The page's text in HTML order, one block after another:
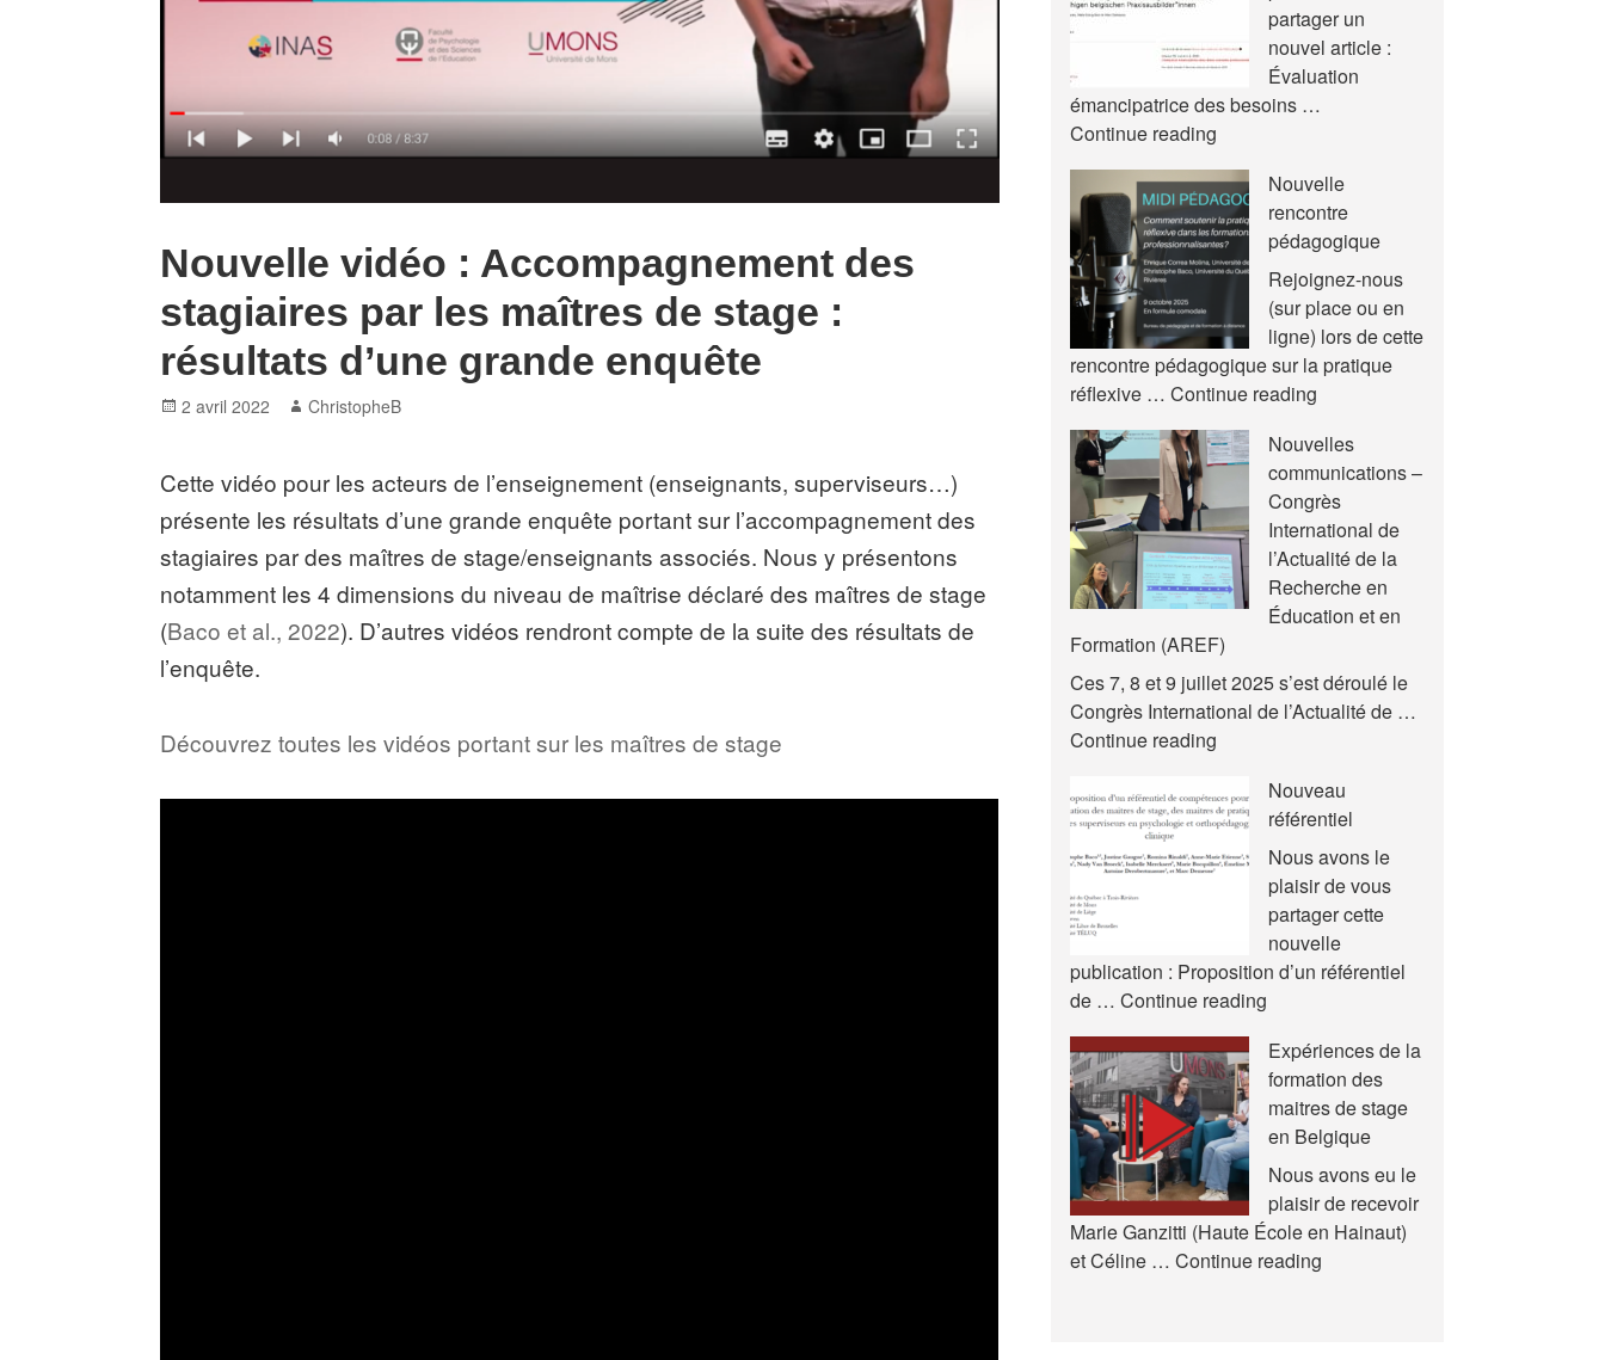
Nouvelle vidéo : Accompagnement des
stagiaires par les maîtres de stage :
résultats d’une grande enquête
Posted
2 avril 2022 Author
ChristopheB
Cette vidéo pour les acteurs de l’enseignement (enseignants, superviseurs…)
présente les résultats d’une grande enquête portant sur l’accompagnement des
stagiaires par des maîtres de stage/enseignants associés. Nous y présentons
notamment les 4 dimensions du niveau de maîtrise déclaré des maîtres de stage
(Baco et al., 2022). D’autres vidéos rendront compte de la suite des résultats de
l’enquête.
Découvrez toutes les vidéos portant sur les maîtres de stage
partager un
nouvel article :
Évaluation
émancipatrice des besoins …
Continue reading
Nouvelle
rencontre
pédagogique
Rejoignez-nous
(sur place ou en
ligne) lors de cette
rencontre pédagogique sur la pratique
réflexive …Continue reading
pédagogique
Nouvelles
communications –
Congrès
International de
l’Actualité de la
Recherche en
Éducation et en
Formation (AREF)
Ces 7, 8 et 9 juillet 2025 s’est déroulé le
Congrès International de l’Actualité de …
Continue reading
–
Congrès
International
l’Actualité
la
Recherche
Éducation
et
en
Formation
(AREF)
Nouveau
référentiel
Nous avons le
plaisir de vous
partager cette
nouvelle
publication : Proposition d’un référentiel
de …Continue reading
Expériences de la
formation des
maitres de stage
en Belgique
Nous avons eu le
plaisir de recevoir
Marie Ganzitti (Haute École en Hainaut)
et Céline …Continue reading